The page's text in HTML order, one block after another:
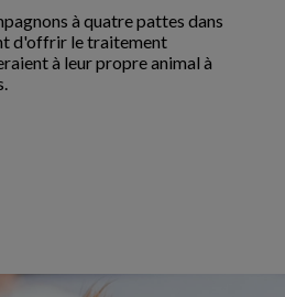
à quatre pattes dans
d'offrir le traitement
à leur propre animal à